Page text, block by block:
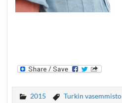
2015 Turkin vasemmisto